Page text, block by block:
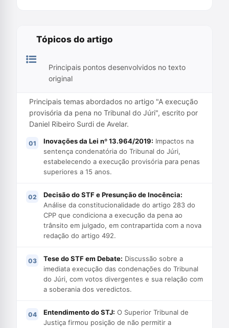
Tópicos do artigo
Principais pontos desenvolvidos no texto
original
Principais temas abordados no artigo "A execução
provisória da pena no Tribunal do Júri", escrito por
Daniel Ribeiro Surdi de Avelar.
Inovações da Lei nº 13.964/2019: Impactos na
sentença condenatória do Tribunal do Júri,
estabelecendo a execução provisória para penas
superiores a 15 anos.
Decisão do STF e Presunção de Inocência:
Análise da constitucionalidade do artigo 283 do
CPP que condiciona a execução da pena ao
trânsito em julgado, em contrapartida com a nova
redação do artigo 492.
Tese do STF em Debate: Discussão sobre a
imediata execução das condenações do Tribunal
do Júri, com votos divergentes e sua relação com
a soberania dos veredictos.
Entendimento do STJ: O Superior Tribunal de
Justiça firmou posição de não permitir a